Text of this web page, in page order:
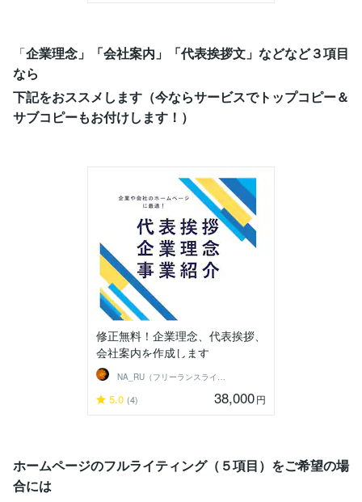
「企業理念」「会社案内」「代表挨拶文」などなど３項目
なら
下記をおススメします（今ならサービスでトップコピー＆
サブコピーもお付けします！）
修正無料！企業理念、代表挨拶、
会社案内を作成します
NA_RU（フリーランスライター）
5.0 (4) 38,000円
ホームページのフルライティング（５項目）をご希望の場
合には